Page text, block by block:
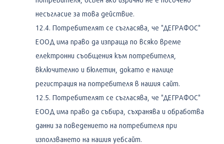
несъгласие за това действие.
Потребителят се съгласява, че "ДЕГРАФОС"
ЕООД има право да изпраща по всяко време
електронни съобщения към потребителя,
включително и бюлетин, докато е налице
регистрация на потребителя в нашия сайт.
Потребителят се съгласява, че "ДЕГРАФОС"
ЕООД има право да събира, съхранява и обработва
данни за поведението на потребителя при
използването на нашия уебсайт.